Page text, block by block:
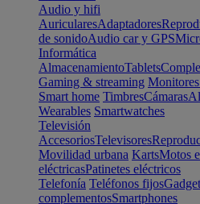
Audio y hifi
AuricularesAdaptadores
de sonidoAudio car y GPS
Informática
AlmacenamientoTablets
Gaming & streaming
Smart home TimbresCámaras
Wearables Smartwatches
Televisión
AccesoriosTelevisores
Movilidad urbana KartsMotos
eléctricasPatinetes eléctricos
Telefonía Teléfonos fijos
complementosSmartphones